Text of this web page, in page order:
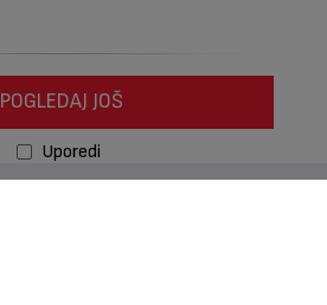
POGLEDAJ JOŠ
Uporedi